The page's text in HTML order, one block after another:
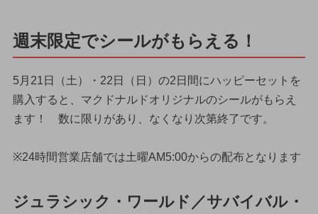
週末限定でシールがもらえる！
5月21日（土）・22日（日）の2日間にハッピーセットを
購入すると、マクドナルドオリジナルのシールがもらえ
ます！ 数に限りがあり、なくなり次第終了です。
※24時間営業店舗では土曜AM5:00からの配布となります
ジュラシック・ワールド／サバイバル・